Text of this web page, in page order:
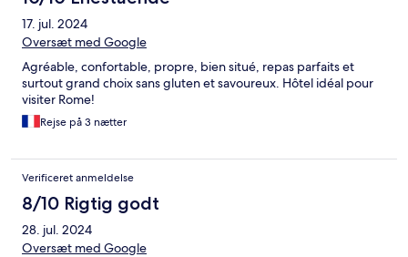
17. jul. 2024
Oversæt med Google
Agréable, confortable, propre, bien situé, repas parfaits et
surtout grand choix sans gluten et savoureux. Hôtel idéal pour
visiter Rome!
Rejse på 3 nætter
Verificeret anmeldelse
8/10 Rigtig godt
28. jul. 2024
Oversæt med Google